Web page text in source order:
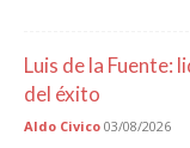
Luis de la Fuente:
del éxito
Aldo Civico 03/08/2026